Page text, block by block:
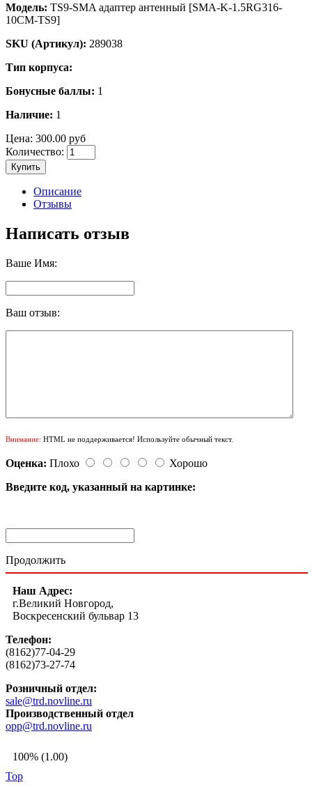
Модель: TS9-SMA адаптер антенный [SMA-K-1.5RG316-
10CM-TS9]
SKU (Артикул): 289038
Тип корпуса:
Бонусные баллы: 1
Наличие: 1
Цена: 300.00 руб
Количество:
Купить
Описание
Отзывы
Написать отзыв
Ваше Имя:
Ваш отзыв:
Внимание: HTML не поддерживается! Используйте обычный текст.
Оценка: Плохо
Хорошо
Введите код, указанный на картинке:
Продолжить
Наш Адрес:
г.Великий Новгород,
Воскресенский бульвар 13
Телефон:
(8162)77-04-29
(8162)73-27-74
Розничный отдел:
sale@trd.novline.ru
Производственный отдел
opp@trd.novline.ru
100% (1.00)
Top